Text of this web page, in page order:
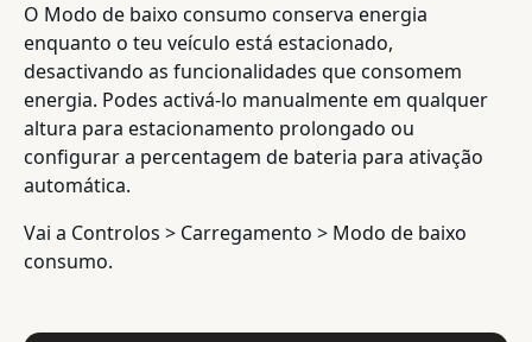
O Modo de baixo consumo conserva energia
enquanto o teu veículo está estacionado,
desactivando as funcionalidades que consomem
energia. Podes activá-lo manualmente em qualquer
altura para estacionamento prolongado ou
configurar a percentagem de bateria para ativação
automática.
Vai a Controlos > Carregamento > Modo de baixo
consumo.